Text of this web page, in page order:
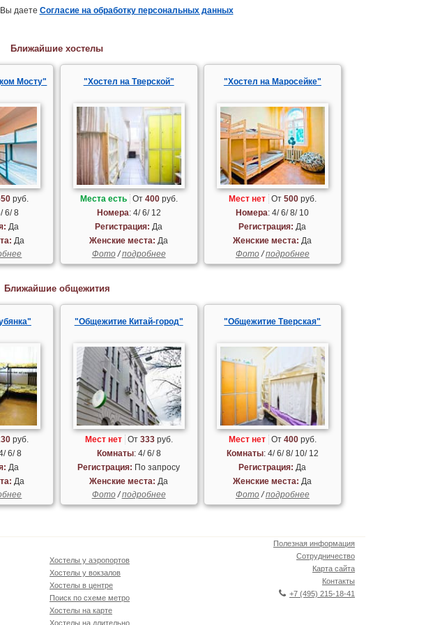
даете Согласие на обработку персональных данных
Ближайшие хостелы
Мосту"
руб.
6/ 8
Да
Да
"Хостел на Тверской"
Места есть От 400руб.
Номера: 4/ 6/ 12
Регистрация: Да
Женские места: Да
Фото/подробнее
"Хостел на Маросейке"
Мест нет От 500руб.
Номера: 4/ 6/ 8/ 10
Регистрация: Да
Женские места: Да
Фото/подробнее
Ближайшие общежития
руб.
6/ 8
Да
Да
"Общежитие Китай-город"
Мест нет От 333руб.
Комнаты: 4/ 6/ 8
Регистрация: По запросу
Женские места: Да
Фото/подробнее
"Общежитие Тверская"
Мест нет От 400руб.
Комнаты: 4/ 6/ 8/ 10/ 12
Регистрация: Да
Женские места: Да
Фото/подробнее
Хостелы у аэропортов
Хостелы у вокзалов
Хостелы в центре
Поиск по схеме метро
Хостелы на карте
Хостелы на длительно
Полезная информация
Сотрудничество
Карта сайта
Контакты
+7 (495) 215-18-41